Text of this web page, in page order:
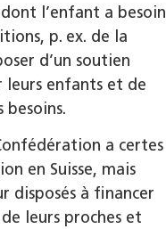
l’enfant a besoin
p. ex. de la
d’un soutien
leurs enfants et de
a certes
en Suisse, mais
disposés à financer
leurs proches et